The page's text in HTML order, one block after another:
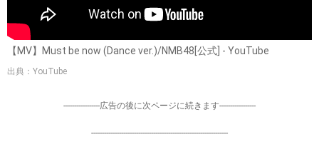
【MV】Must be now (Dance ver.)/NMB48[公式] - YouTube
出典：YouTube
-----------------広告の後に次ページに続きます-----------------
----------------------------------------------------------------